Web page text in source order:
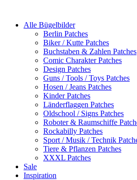
Alle Bügelbilder
Berlin Patches
Biker / Kutte Patches
Buchstaben & Zahlen Patches
Comic Charakter Patches
Design Patches
Guns / Tools / Toys Patches
Hosen / Jeans Patches
Kinder Patches
Länderflaggen Patches
Oldschool / Signs Patches
Roboter & Raumschiffe
Rockabilly Patches
Sport / Musik / Technik
Tiere & Pflanzen Patches
XXXL Patches
Sale
Inspiration